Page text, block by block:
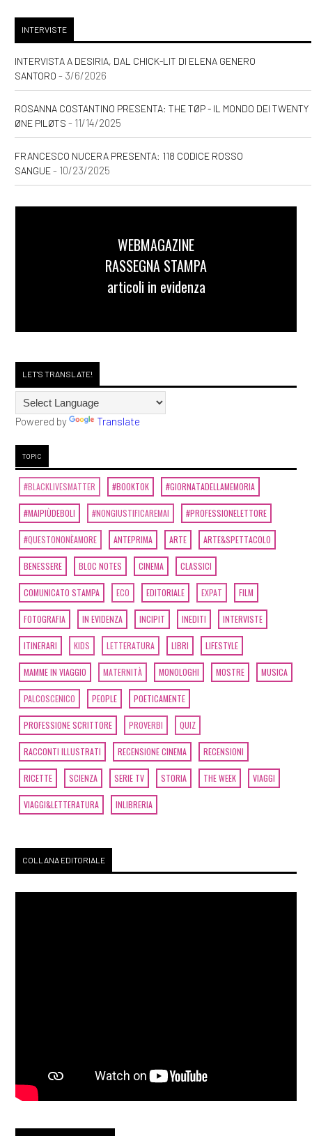
INTERVISTE
INTERVISTA A DESIRIA, DAL CHICK-LIT DI ELENA GENERO
SANTORO - 3/6/2026
ROSANNA COSTANTINO PRESENTA: THE TØP - IL MONDO DEI TWENTY
ØNE PILØTS - 11/14/2025
FRANCESCO NUCERA PRESENTA: 118 CODICE ROSSO
SANGUE- 10/23/2025
WEBMAGAZINE
RASSEGNA STAMPA
articoli in evidenza
LET'S TRANSLATE!
Powered by Translate
TOPIC
#BLACKLIVESMATTER #BOOKTOK #GIORNATADELLAMEMORIA
#MAIPIÙDEBOLI #NONGIUSTIFICAREMAI #PROFESSIONELETTORE
#QUESTONONÈAMORE ANTEPRIMA ARTE ARTE&SPETTACOLO
BENESSERE BLOC NOTES CINEMA CLASSICI
COMUNICATO STAMPA ECO EDITORIALE EXPAT FILM
FOTOGRAFIA IN EVIDENZA INCIPIT INEDITI INTERVISTE
ITINERARI KIDS LETTERATURA LIBRI LIFESTYLE
MAMME IN VIAGGIO MATERNITÀ MONOLOGHI MOSTRE MUSICA
PALCOSCENICO PEOPLE POETICAMENTE
PROFESSIONE SCRITTORE PROVERBI QUIZ
RACCONTI ILLUSTRATI RECENSIONE CINEMA RECENSIONI
RICETTE SCIENZA SERIE TV STORIA THE WEEK VIAGGI
VIAGGI&LETTERATURA INLIBRERIA
COLLANA EDITORIALE